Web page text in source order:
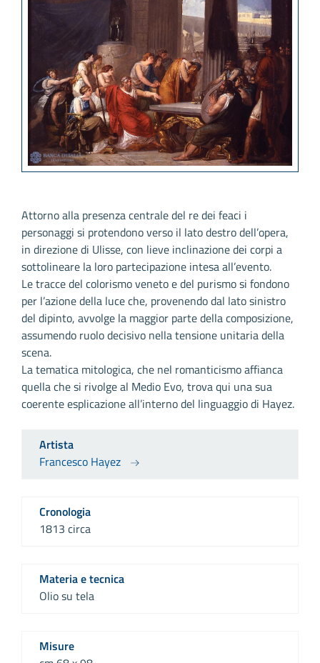
Attorno alla presenza centrale del re dei feaci i
personaggi si protendono verso il lato destro dell’opera,
in direzione di Ulisse, con lieve inclinazione dei corpi a
sottolineare la loro partecipazione intesa all’evento.
Le tracce del colorismo veneto e del purismo si fondono
per l’azione della luce che, provenendo dal lato sinistro
del dipinto, avvolge la maggior parte della composizione,
assumendo ruolo decisivo nella tensione unitaria della
scena.
La tematica mitologica, che nel romanticismo affianca
quella che si rivolge al Medio Evo, trova qui una sua
coerente esplicazione all’interno del linguaggio di Hayez.
Artista
Francesco Hayez
Cronologia
1813 circa
Materia e tecnica
Olio su tela
Misure